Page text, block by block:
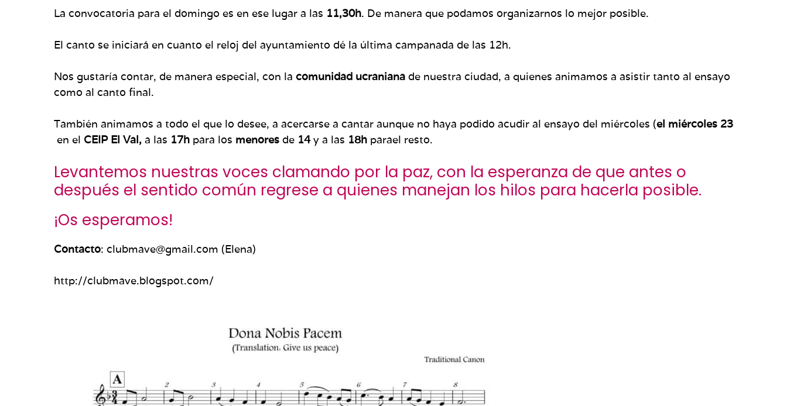
La convocatoria para el domingo es en ese lugar a las 11,30h. De manera que podamos organizarnos lo mejor posible.
El canto se iniciará en cuanto el reloj del ayuntamiento dé la última campanada de las 12h.
Nos gustaría contar, de manera especial, con la comunidad ucraniana de nuestra ciudad, a quienes animamos a asistir tanto al ensayo
como al canto final.
También animamos a todo el que lo desee, a acercarse a cantar aunque no haya podido acudir al ensayo del miércoles (el miércoles 23
en el CEIP El Val, a las 17h para los menores de 14y a las 18h parael resto.
Levantemos nuestras voces clamando por la paz, con la esperanza de que antes o
después el sentido común regrese a quienes manejan los hilos para hacerla posible.
¡Os esperamos!
Contacto: clubmave@gmail.com (Elena)
http://clubmave.blogspot.com/